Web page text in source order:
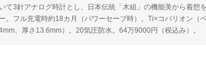
て3針アナログ時計とし、日本伝統「木組」の機能美から着想
。フル充電時約18カ月（パワーセーブ時）。Ti×コバリオン（
、厚さ13.6mm）。20気圧防水。64万9000円（税込み）。